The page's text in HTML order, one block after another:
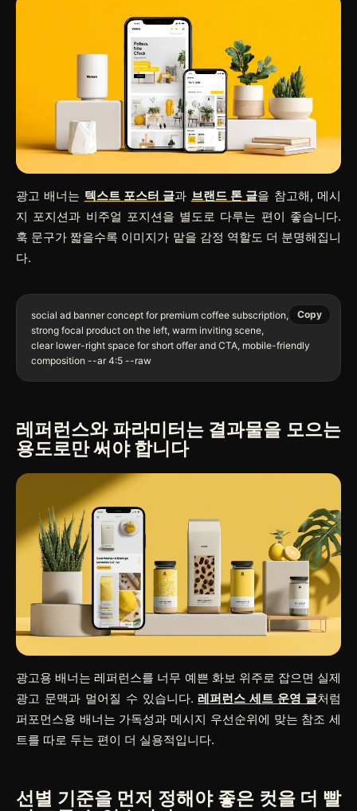
광고 배너는 텍스트 포스터 글과 브랜드 톤 글을 참고해, 메시
지 포지션과 비주얼 포지션을 별도로 다루는 편이 좋습니다.
훅 문구가 짧을수록 이미지가 맡을 감정 역할도 더 분명해집니
다.
social ad banner concept for premium coffee subscription,
strong focal product on the left, warm inviting scene,
clear lower-right space for short offer and CTA, mobile-friendly
Copy
레퍼런스와 파라미터는 결과물을 모으는
용도로만 써야 합니다
광고용 배너는 레퍼런스를 너무 예쁜 화보 위주로 잡으면 실제
광고 문맥과 멀어질 수 있습니다.레퍼런스 세트 운영 글처럼
퍼포먼스용 배너는 가독성과 메시지 우선순위에 맞는 참조 세
트를 따로 두는 편이 더 실용적입니다.
선별 기준을 먼저 정해야 좋은 컷을 더 빨